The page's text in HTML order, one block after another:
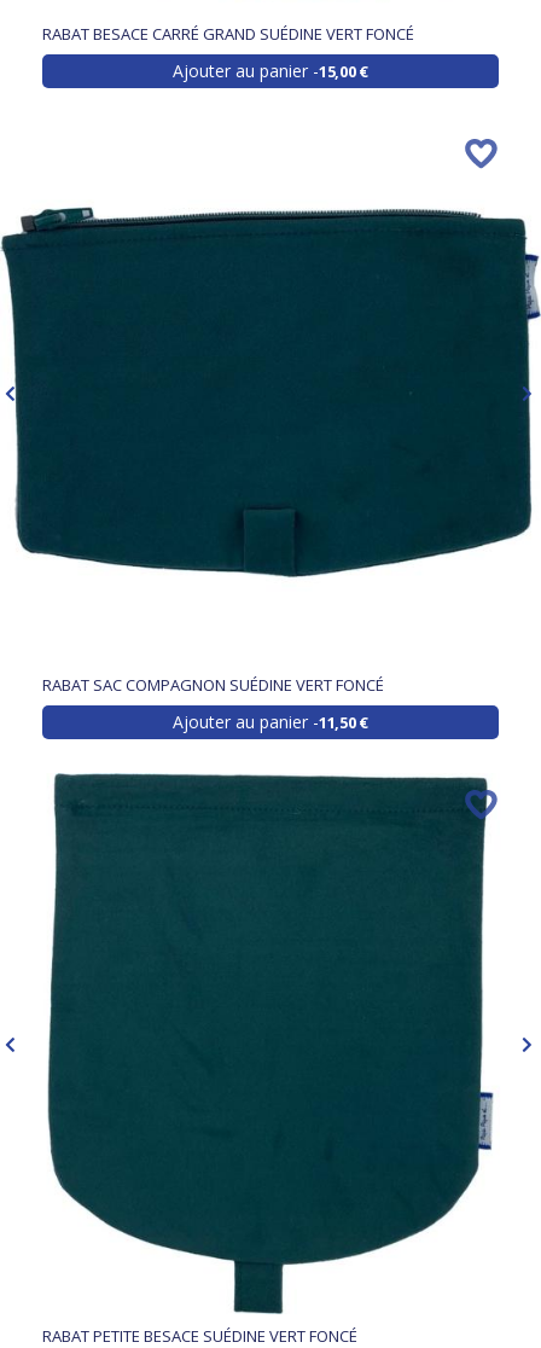
RABAT BESACE CARRÉ GRAND SUÉDINE VERT FONCÉ
Ajouter au panier 15,00 €
RABAT SAC COMPAGNON SUÉDINE VERT FONCÉ
Ajouter au panier 11,50 €
RABAT PETITE BESACE SUÉDINE VERT FONCÉ